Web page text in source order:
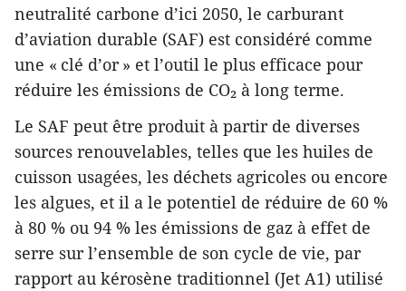
neutralité carbone d’ici 2050, le carburant
d’aviation durable (SAF) est considéré comme
une « clé d’or » et l’outil le plus efficace pour
réduire les émissions de CO₂ à long terme.
Le SAF peut être produit à partir de diverses
sources renouvelables, telles que les huiles de
cuisson usagées, les déchets agricoles ou encore
les algues, et il a le potentiel de réduire de 60 %
à 80 % ou 94 % les émissions de gaz à effet de
serre sur l’ensemble de son cycle de vie, par
rapport au kérosène traditionnel (Jet A1) utilisé